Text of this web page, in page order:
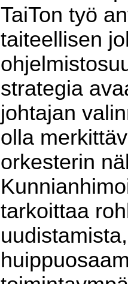
TaiTon työ
taiteellisen
strategia
johtajan
olla
orkesterin
tarkoittaa